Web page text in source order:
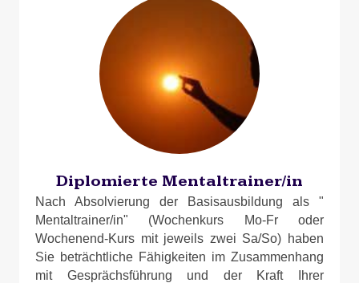
Diplomierte Mentaltrainer/in
Nach Absolvierung der Basisausbildung als "
Mentaltrainer/in" (Wochenkurs Mo-Fr oder
Wochenend-Kurs mit jeweils zwei Sa/So) haben
Sie beträchtliche Fähigkeiten im Zusammenhang
mit Gesprächsführung und der Kraft Ihrer